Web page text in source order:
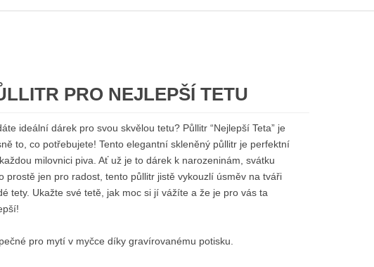
PRO NEJLEPŠÍ TETU
ideální dárek pro svou skvělou tetu? Půllitr “Nejlepší Teta” je
to, co potřebujete! Tento elegantní skleněný půllitr je perfektní
milovnici piva. Ať už je to dárek k narozeninám, svátku
prostě jen pro radost, tento půllitr jistě vykouzlí úsměv na tváři
tety. Ukažte své tetě, jak moc si jí vážíte a že je pro vás ta
pro mytí v myčce díky gravírovanému potisku.